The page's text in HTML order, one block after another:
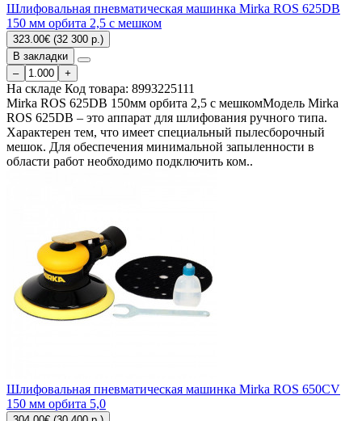
Шлифовальная пневматическая машинка Mirka ROS 625DB
150 мм орбита 2,5 с мешком
323.00€ (32 300 р.)
В закладки
–
+
На складе Код товара: 8993225111
Mirka ROS 625DB 150мм орбита 2,5 с мешкомМодель Mirka
ROS 625DB – это аппарат для шлифования ручного типа.
Характерен тем, что имеет специальный пылесборочный
мешок. Для обеспечения минимальной запыленности в
области работ необходимо подключить ком..
Шлифовальная пневматическая машинка Mirka ROS 650CV
150 мм орбита 5,0